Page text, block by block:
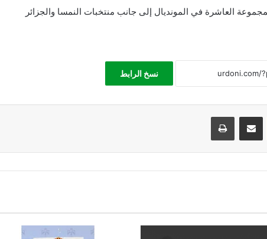
العاشرة في المونديال إلى جانب منتخبات النمسا والجزائر
نسخ الرابط